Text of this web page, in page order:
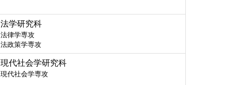
法学研究科
法律学専攻
法政策学専攻
現代社会学研究科
現代社会学専攻